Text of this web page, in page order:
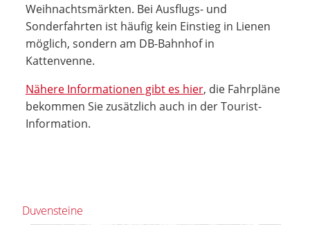
Weihnachtsmärkten. Bei Ausflugs- und
Sonderfahrten ist häufig kein Einstieg in Lienen
möglich, sondern am DB-Bahnhof in
Kattenvenne.
Nähere Informationen gibt es hier, die Fahrpläne
bekommen Sie zusätzlich auch in der Tourist-
Information.
Duvensteine